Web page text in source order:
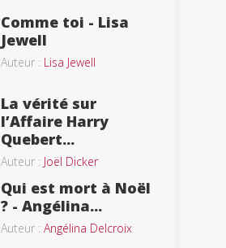
Comme toi - Lisa
Jewell
Auteur : Lisa Jewell
La vérité sur
l’Affaire Harry
Quebert...
Auteur : Joël Dicker
Qui est mort à Noël
? - Angélina...
Auteur : Angélina Delcroix